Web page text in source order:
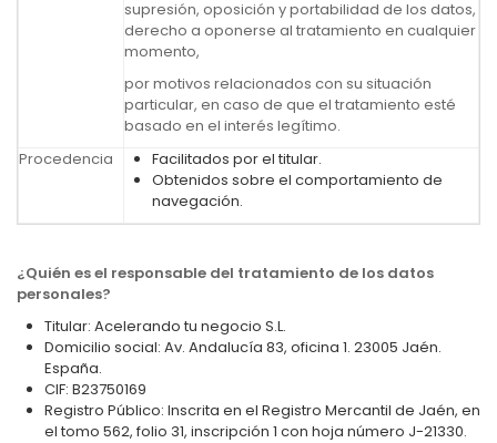
supresión, oposición y portabilidad de los datos,
derecho a oponerse al tratamiento en cualquier
momento,
por motivos relacionados con su situación
particular, en caso de que el tratamiento esté
basado en el interés legítimo.
Procedencia
Facilitados por el titular.
Obtenidos sobre el comportamiento de
navegación.
¿Quién es el responsable del tratamiento de los datos
personales?
Titular: Acelerando tu negocio S.L.
Domicilio social: Av. Andalucía 83, oficina 1. 23005 Jaén.
España.
CIF: B23750169
Registro Público: Inscrita en el Registro Mercantil de Jaén, en
el tomo 562, folio 31, inscripción 1 con hoja número J-21330.